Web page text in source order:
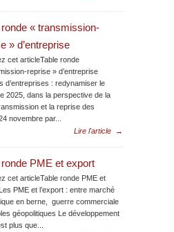
ronde « transmission-
» d’entreprise
cet articleTable ronde
reprise » d’entreprise
d’entreprises : redynamiser le
2025, dans la perspective de la
et la reprise des
novembre par...
Lire l'article
→
ronde PME et export
cet articleTable ronde PME et
PME et l’export : entre marché
en berne, guerre commerciale
géopolitiques Le développement
plus que...